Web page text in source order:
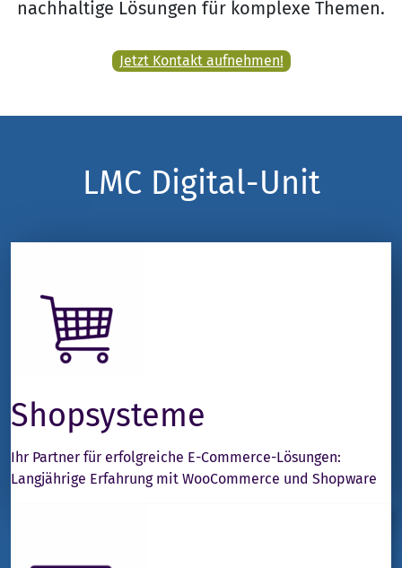
nachhaltige Lösungen für komplexe Themen.
Jetzt Kontakt aufnehmen!
LMC Digital-Unit
Shopsysteme
Ihr Partner für erfolgreiche E-Commerce-Lösungen:
Langjährige Erfahrung mit WooCommerce und Shopware